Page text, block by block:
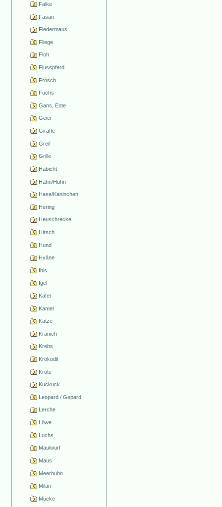
Falke
Fasan
Fledermaus
Fliege
Floh
Flusspferd
Frosch
Fuchs
Gans, Ente
Geier
Giraffe
Greif
Grille
Habicht
Hahn/Huhn
Hase/Kaninchen
Hering
Heuschrecke
Hirsch
Hund
Hyäne
Ibis
Igel
Käfer
Kamel
Katze
Kranich
Krebs
Krokodil
Kröte
Kuckuck
Leopard / Gepard
Lerche
Löwe
Luchs
Maulwurf
Maus
Meerhuhn
Milan
Mücke